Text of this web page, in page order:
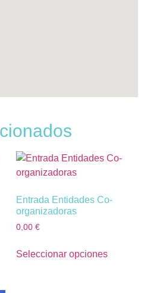
Entrada Entidades Co-
organizadoras
0,00 €
Seleccionar opciones